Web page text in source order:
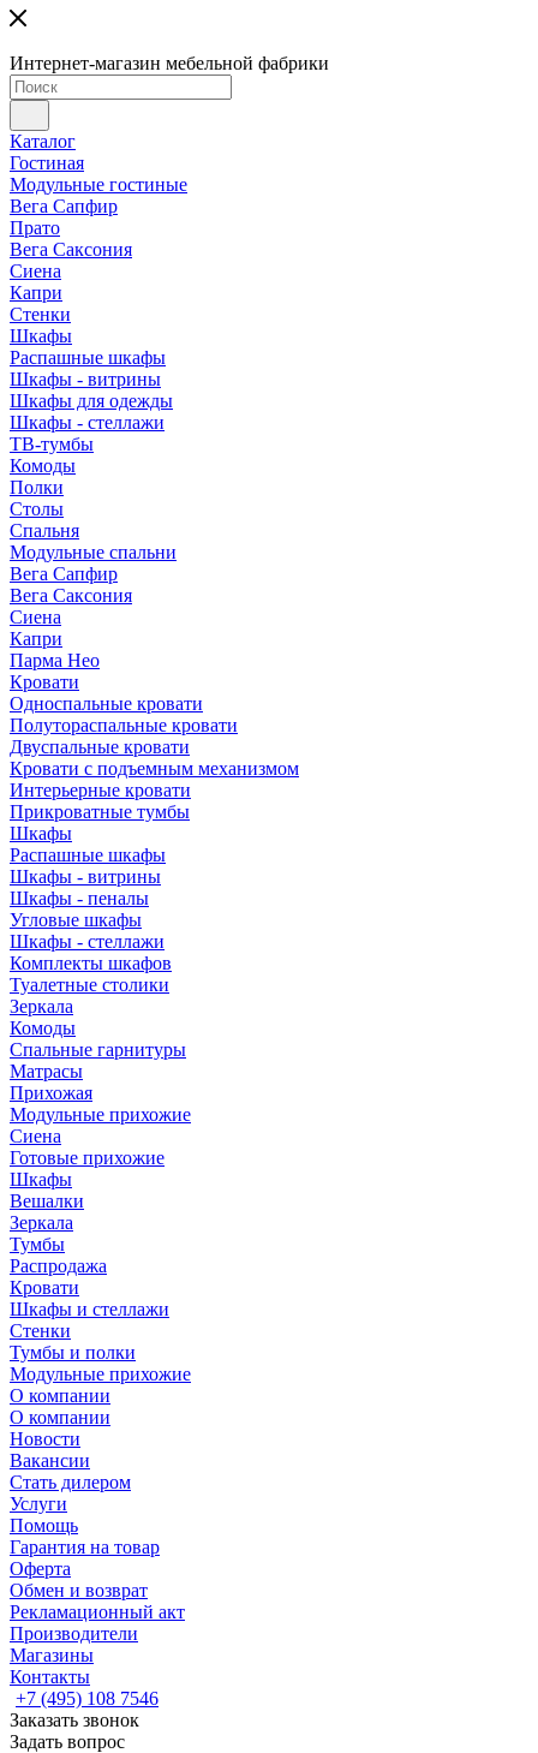
Интернет-магазин мебельной фабрики
Каталог
Гостиная
Модульные гостиные
Вега Сапфир
Прато
Вега Саксония
Сиена
Капри
Стенки
Шкафы
Распашные шкафы
Шкафы - витрины
Шкафы для одежды
Шкафы - стеллажи
ТВ-тумбы
Комоды
Полки
Столы
Спальня
Модульные спальни
Вега Сапфир
Вега Саксония
Сиена
Капри
Парма Нео
Кровати
Односпальные кровати
Полутораспальные кровати
Двуспальные кровати
Кровати с подъемным механизмом
Интерьерные кровати
Прикроватные тумбы
Шкафы
Распашные шкафы
Шкафы - витрины
Шкафы - пеналы
Угловые шкафы
Шкафы - стеллажи
Комплекты шкафов
Туалетные столики
Зеркала
Комоды
Спальные гарнитуры
Матрасы
Прихожая
Модульные прихожие
Сиена
Готовые прихожие
Шкафы
Вешалки
Зеркала
Тумбы
Распродажа
Кровати
Шкафы и стеллажи
Стенки
Тумбы и полки
Модульные прихожие
О компании
О компании
Новости
Вакансии
Стать дилером
Услуги
Помощь
Гарантия на товар
Оферта
Обмен и возврат
Рекламационный акт
Производители
Магазины
Контакты
+7 (495) 108 7546
Заказать звонок
Задать вопрос